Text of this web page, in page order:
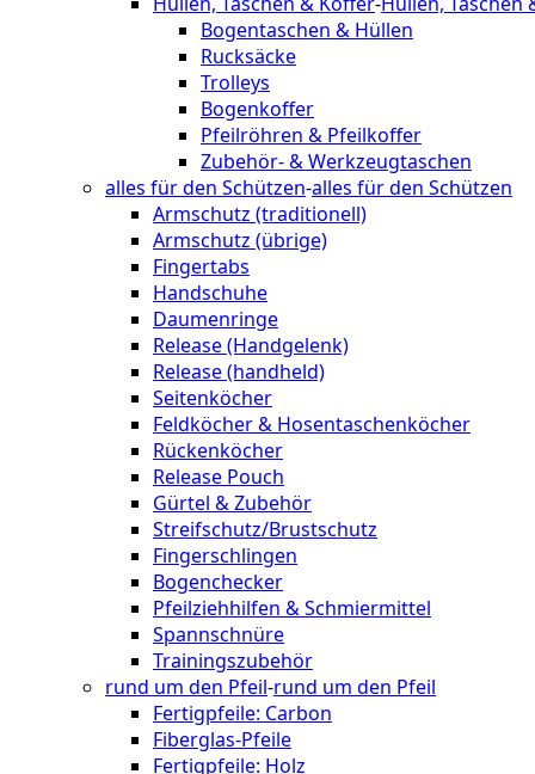
Bogentaschen & Hüllen
Rucksäcke
Trolleys
Bogenkoffer
Pfeilröhren & Pfeilkoffer
Zubehör- & Werkzeugtaschen
alles für den Schützen-alles für den Schützen
Armschutz (traditionell)
Armschutz (übrige)
Fingertabs
Handschuhe
Daumenringe
Release (Handgelenk)
Release (handheld)
Seitenköcher
Feldköcher & Hosentaschenköcher
Rückenköcher
Release Pouch
Gürtel & Zubehör
Streifschutz/Brustschutz
Fingerschlingen
Bogenchecker
Pfeilziehhilfen & Schmiermittel
Spannschnüre
Trainingszubehör
rund um den Pfeil-rund um den Pfeil
Fertigpfeile: Carbon
Fiberglas-Pfeile
Fertigpfeile: Holz